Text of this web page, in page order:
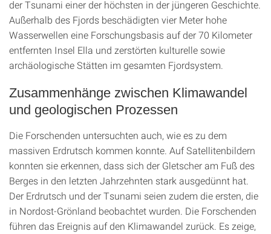
der Tsunami einer der höchsten in der jüngeren Geschichte.
Außerhalb des Fjords beschädigten vier Meter hohe
Wasserwellen eine Forschungsbasis auf der 70 Kilometer
entfernten Insel Ella und zerstörten kulturelle sowie
archäologische Stätten im gesamten Fjordsystem.
Zusammenhänge zwischen Klimawandel
und geologischen Prozessen
Die Forschenden untersuchten auch, wie es zu dem
massiven Erdrutsch kommen konnte. Auf Satellitenbildern
konnten sie erkennen, dass sich der Gletscher am Fuß des
Berges in den letzten Jahrzehnten stark ausgedünnt hat.
Der Erdrutsch und der Tsunami seien zudem die ersten, die
in Nordost-Grönland beobachtet wurden. Die Forschenden
führen das Ereignis auf den Klimawandel zurück. Es zeige,